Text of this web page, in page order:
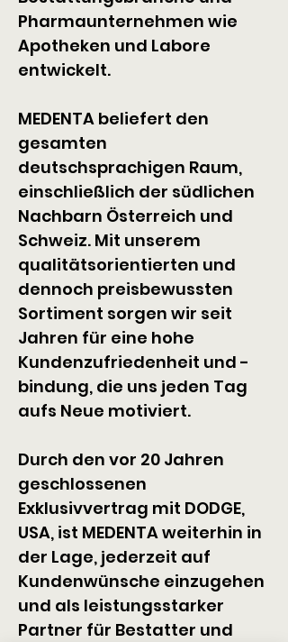
Pharmaunternehmen wie
Apotheken und Labore
entwickelt.
MEDENTA beliefert den
gesamten
deutschsprachigen Raum,
einschließlich der südlichen
Nachbarn Österreich und
Schweiz. Mit unserem
qualitätsorientierten und
dennoch preisbewussten
Sortiment sorgen wir seit
Jahren für eine hohe
Kundenzufriedenheit und -
bindung, die uns jeden Tag
aufs Neue motiviert.
Durch den vor 20 Jahren
geschlossenen
Exklusivvertrag mit DODGE,
USA, ist MEDENTA weiterhin in
der Lage, jederzeit auf
Kundenwünsche einzugehen
und als leistungsstarker
Partner für Bestatter und